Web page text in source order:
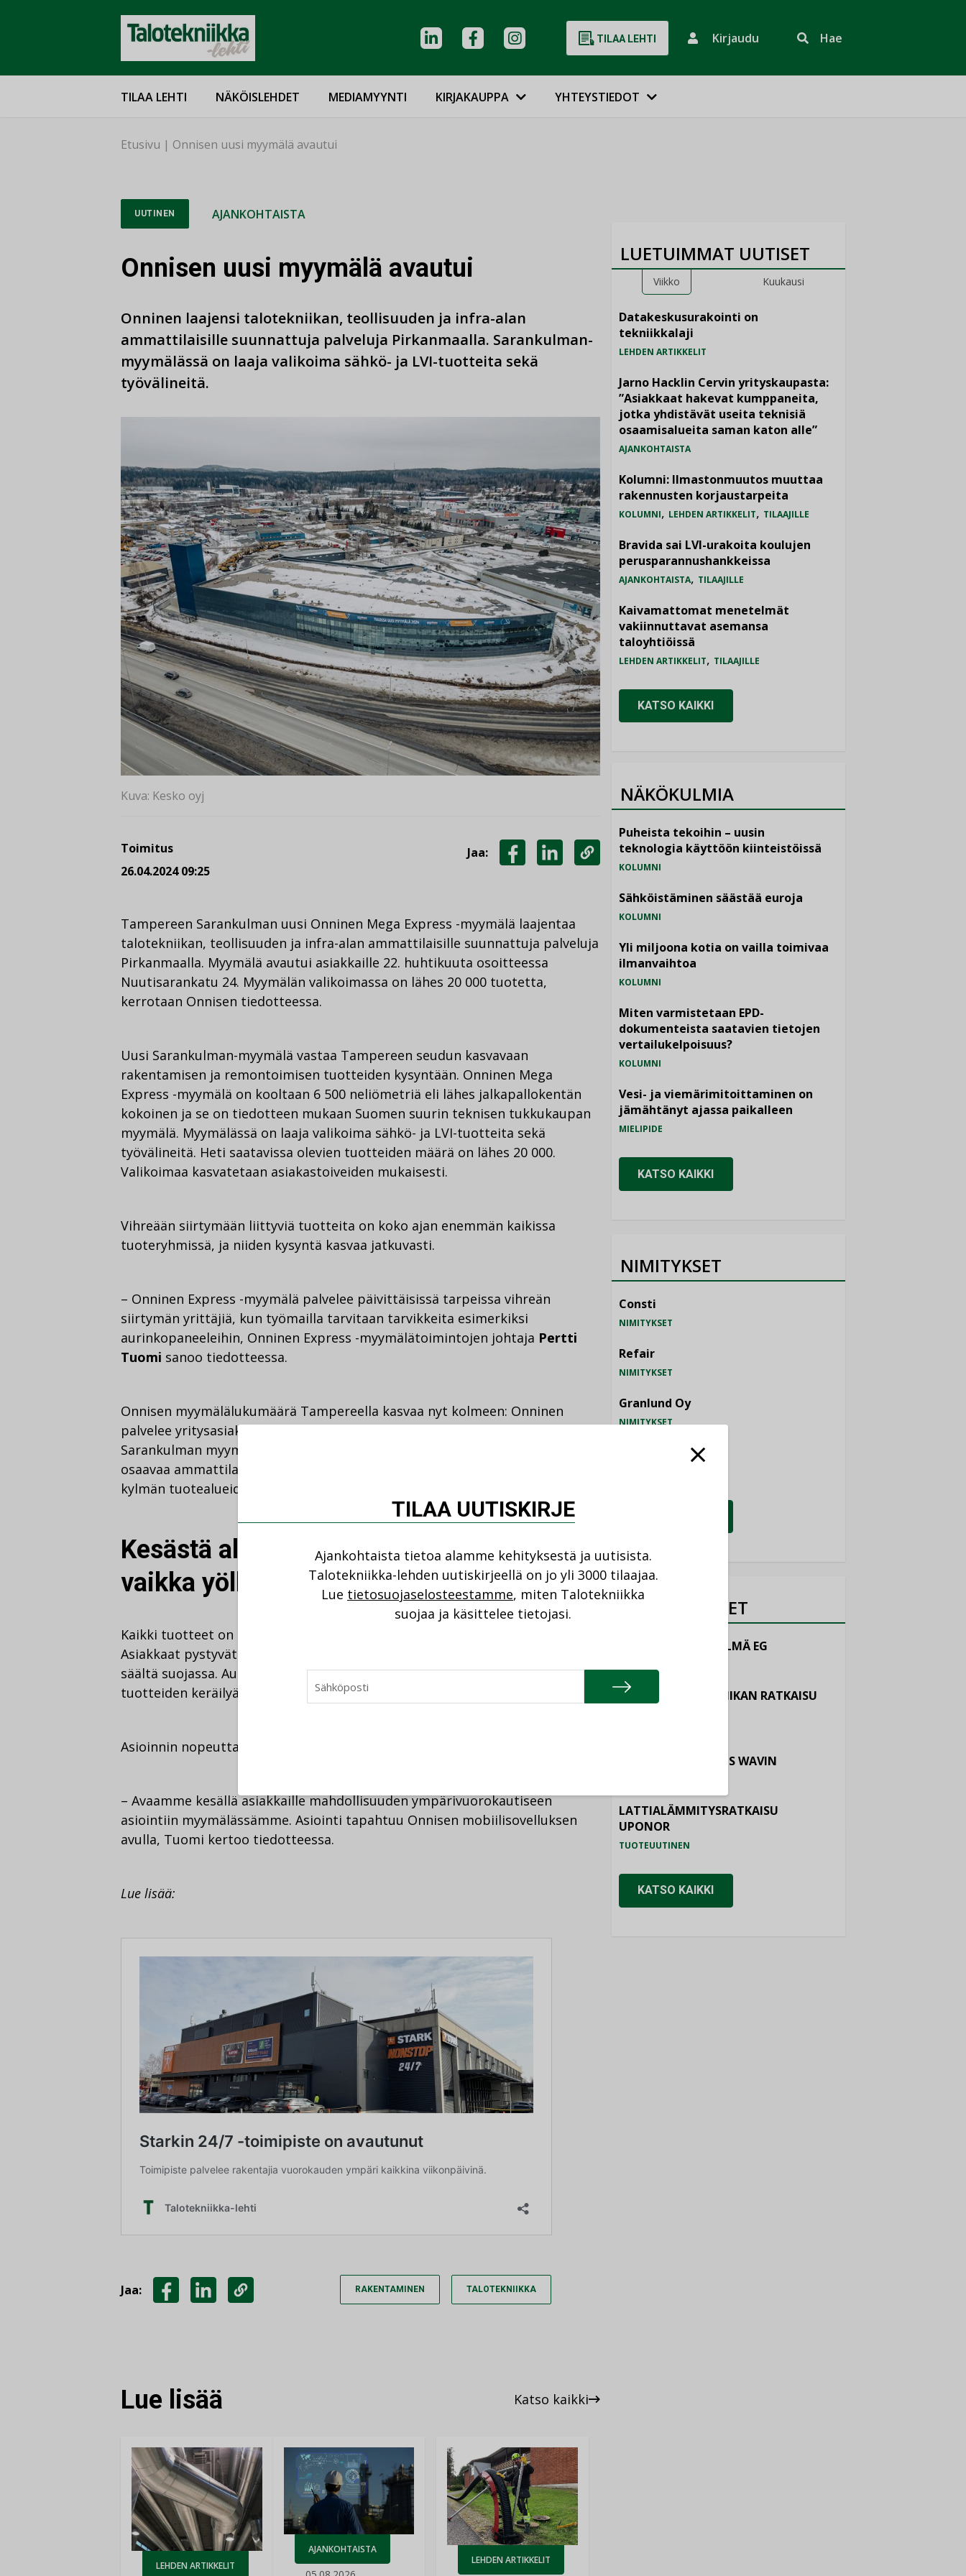
TILAA LEHTI Kirjaudu Hae
TILAA LEHTI NÄKÖISLEHDET MEDIAMYYNTI KIRJAKAUPPA YHTEYSTIEDOT
Etusivu | Onnisen uusi myymälä avautui
UUTINEN AJANKOHTAISTA
Onnisen uusi myymälä avautui
Onninen laajensi talotekniikan, teollisuuden ja infra-alan
ammattilaisille suunnattuja palveluja Pirkanmaalla. Sarankulman-
myymälässä on laaja valikoima sähkö- ja LVI-tuotteita sekä
työvälineitä.
Kuva: Kesko oyj
Toimitus
26.04.2024 09:25
Jaa:
LINKEDINISSÄ
KOPIOI
LINKKI
Tampereen Sarankulman uusi Onninen Mega Express -myymälä laajentaa
talotekniikan, teollisuuden ja infra-alan ammattilaisille suunnattuja palveluja
Pirkanmaalla. Myymälä avautui asiakkaille 22. huhtikuuta osoitteessa
Nuutisarankatu 24. Myymälän valikoimassa on lähes 20 000 tuotetta,
kerrotaan Onnisen tiedotteessa.
Uusi Sarankulman-myymälä vastaa Tampereen seudun kasvavaan
rakentamisen ja remontoimisen tuotteiden kysyntään. Onninen Mega
Express -myymälä on kooltaan 6 500 neliömetriä eli lähes jalkapallokentän
kokoinen ja se on tiedotteen mukaan Suomen suurin teknisen tukkukaupan
myymälä. Myymälässä on laaja valikoima sähkö- ja LVI-tuotteita sekä
työvälineitä. Heti saatavissa olevien tuotteiden määrä on lähes 20 000.
Valikoimaa kasvatetaan asiakastoiveiden mukaisesti.
Vihreään siirtymään liittyviä tuotteita on koko ajan enemmän kaikissa
tuoteryhmissä, ja niiden kysyntä kasvaa jatkuvasti.
– Onninen Express -myymälä palvelee päivittäisissä tarpeissa vihreän
siirtymän yrittäjiä, kun työmailla tarvitaan tarvikkeita esimerkiksi
aurinkopaneeleihin, Onninen Express -myymälätoimintojen johtaja Pertti
Tuomi sanoo tiedotteessa.
Onnisen myymälälukumäärä Tampereella kasvaa nyt kolmeen: Onninen
palvelee yritysasiakkaita Sarankulman lisäksi Kalkussa ja Nekalassa.
Sarankulman myymälässä työskentelee vakituisesti noin 30 teknisen kaupan
osaavaa ammattilaista Express-myyjinä ja sähkön, LV:n, ilmastoinnin ja
kylmän tuotealueiden teknisinä myyjinä.
Kesästä alkaen asiointi mahdollista
vaikka yöllä
Kaikki tuotteet on sijoitettu sisätiloihin. Uutuutena on sisään ajettava halli.
Asiakkaat pystyvät noutamaan ja lastaamaan suurikokoisetkin tuotteet
säältä suojassa. Auton voi jättää parkkiin siksi ajaksi, kun jatkaa muiden
tuotteiden keräilyä myymälässä, Tuomi kertoo.
Asioinnin nopeuttamiseen haetaan jatkuvasti uusia keinoja.
– Avaamme kesällä asiakkaille mahdollisuuden ympärivuorokautiseen
asiointiin myymälässämme. Asiointi tapahtuu Onnisen mobiilisovelluksen
avulla, Tuomi kertoo tiedotteessa.
Lue lisää:
Jaa: RAKENTAMINEN TALOTEKNIIKKA
Lue lisää Katso kaikki
LEHDEN ARTIKKELIT
AJANKOHTAISTA
LEHDEN ARTIKKELIT
LUETUIMMAT UUTISET
Viikko Kuukausi
Datakeskusurakointi on
tekniikkalaji
LEHDEN ARTIKKELIT
Jarno Hacklin Cervin yrityskaupasta:
”Asiakkaat hakevat kumppaneita,
jotka yhdistävät useita teknisiä
osaamisalueita saman katon alle”
AJANKOHTAISTA
Kolumni: Ilmastonmuutos muuttaa
rakennusten korjaustarpeita
KOLUMNI, LEHDEN ARTIKKELIT, TILAAJILLE
Bravida sai LVI-urakoita koulujen
perusparannushankkeissa
AJANKOHTAISTA, TILAAJILLE
Kaivamattomat menetelmät
vakiinnuttavat asemansa
taloyhtiöissä
LEHDEN ARTIKKELIT, TILAAJILLE
KATSO KAIKKI
NÄKÖKULMIA
Puheista tekoihin – uusin
teknologia käyttöön kiinteistöissä
KOLUMNI
Sähköistäminen säästää euroja
KOLUMNI
Yli miljoona kotia on vailla toimivaa
ilmanvaihtoa
KOLUMNI
Miten varmistetaan EPD-
dokumenteista saatavien tietojen
vertailukelpoisuus?
KOLUMNI
Vesi- ja viemärimitoittaminen on
jämähtänyt ajassa paikalleen
MIELIPIDE
KATSO KAIKKI
NIMITYKSET
Consti
NIMITYKSET
Refair
NIMITYKSET
Granlund Oy
NIMITYKSET
Schneider Electric
TUOTEUUTISET
HALLINTAJÄRJESTELMÄ EG
ILMASTOINTITEKNIIKAN RATKAISU
PALOTURVALLISUUS WAVIN
LATTIALÄMMITYSRATKAISU
UPONOR
TUOTEUUTINEN
KATSO KAIKKI
TILAA UUTISKIRJE
Ajankohtaista tietoa alamme kehityksestä ja uutisista.
Talotekniikka-lehden uutiskirjeellä on jo yli 3000 tilaajaa.
Lue tietosuojaselosteestamme, miten Talotekniikka
suojaa ja käsittelee tietojasi.